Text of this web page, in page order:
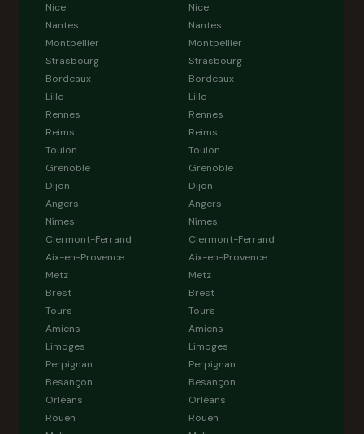
Nice
Nantes
Montpellier
Strasbourg
Bordeaux
Lille
Rennes
Reims
Toulon
Grenoble
Dijon
Angers
Nîmes
Clermont-Ferrand
Aix-en-Provence
Metz
Brest
Tours
Amiens
Limoges
Perpignan
Besançon
Orléans
Rouen
Nice
Nantes
Montpellier
Strasbourg
Bordeaux
Lille
Rennes
Reims
Toulon
Grenoble
Dijon
Angers
Nîmes
Clermont-Ferrand
Aix-en-Provence
Metz
Brest
Tours
Amiens
Limoges
Perpignan
Besançon
Orléans
Rouen